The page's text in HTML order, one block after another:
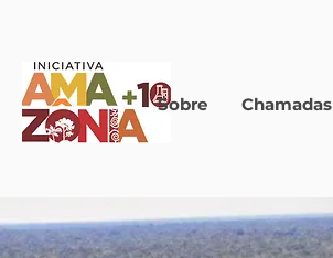
Sobre Chamadas